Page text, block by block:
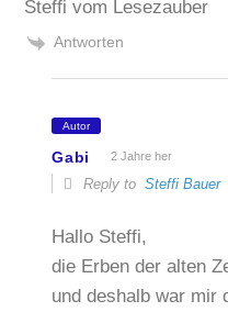
Steffi vom Lesezauber
Antworten
Autor
Gabi 2 Jahre her
Reply toSteffi Bauer
Hallo Steffi,
die Erben der alten
und deshalb war mir